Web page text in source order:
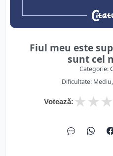
Fiul meu este
sunt cel
Categorie:
Dificultate:
Votează: ★
★
★